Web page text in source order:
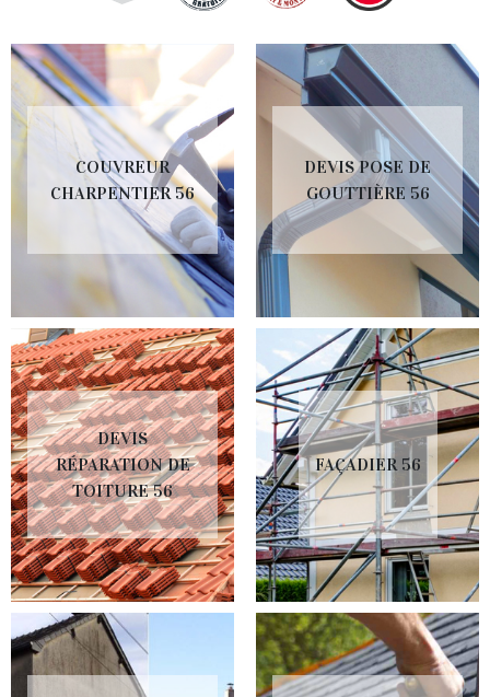
COUVREUR
CHARPENTIER 56
DEVIS POSE DE
GOUTTIÈRE 56
DEVIS
RÉPARATION DE
TOITURE 56
FAÇADIER 56